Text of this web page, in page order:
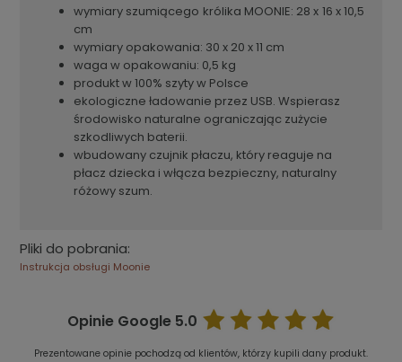
wymiary szumiącego królika MOONIE: 28 x 16 x 10,5
cm
wymiary opakowania: 30 x 20 x 11 cm
waga w opakowaniu: 0,5 kg
produkt w 100% szyty w Polsce
ekologiczne ładowanie przez USB. Wspierasz
środowisko naturalne ograniczając zużycie
szkodliwych baterii.
wbudowany czujnik płaczu, który reaguje na
płacz dziecka i włącza bezpieczny, naturalny
różowy szum.
Pliki do pobrania:
Instrukcja obsługi Moonie
Opinie Google5.0
Prezentowane opinie pochodzą od klientów, którzy kupili dany produkt.